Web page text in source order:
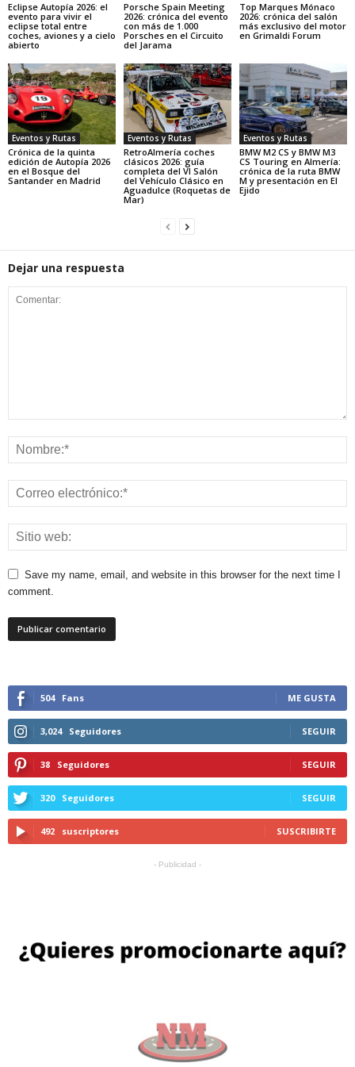
Eclipse Autopía 2026: el
evento para vivir el
eclipse total entre
coches, aviones y a cielo
abierto
Porsche Spain Meeting
2026: crónica del evento
con más de 1.000
Porsches en el Circuito
del Jarama
Top Marques Mónaco
2026: crónica del salón
más exclusivo del motor
en Grimaldi Forum
Eventos y Rutas
Crónica de la quinta
edición de Autopía 2026
en el Bosque del
Santander en Madrid
Eventos y Rutas
RetroAlmería coches
clásicos 2026: guía
completa del VI Salón
del Vehículo Clásico en
Aguadulce (Roquetas de
Mar)
Eventos y Rutas
BMW M2 CS y BMW M3
CS Touring en Almería:
crónica de la ruta BMW
M y presentación en El
Ejido
Dejar una respuesta
Save my name, email, and website in this browser for the next time I
comment.
504 Fans ME GUSTA
3,024 Seguidores SEGUIR
38 Seguidores SEGUIR
320 Seguidores SEGUIR
492 suscriptores SUSCRIBIRTE
- Publicidad -